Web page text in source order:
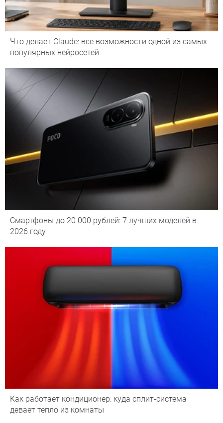
Что делает Сlaude: все возможности одной из самых
популярных нейросетей
Смартфоны до 20 000 рублей: 7 лучших моделей в
2026 году
Как работает кондиционер: куда сплит-система
девает тепло из комнаты